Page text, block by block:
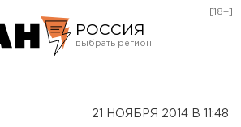
РОССИЯ
[18+]
21 НОЯБРЯ 2014 В 11:48